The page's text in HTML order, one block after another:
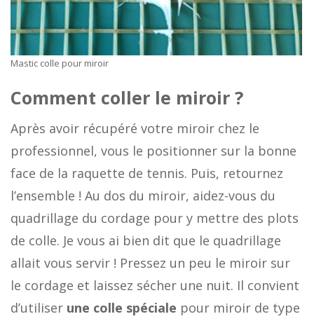
Mastic colle pour miroir
Comment coller le miroir ?
Après avoir récupéré votre miroir chez le
professionnel, vous le positionner sur la bonne
face de la raquette de tennis. Puis, retournez
l’ensemble ! Au dos du miroir, aidez-vous du
quadrillage du cordage pour y mettre des plots
de colle. Je vous ai bien dit que le quadrillage
allait vous servir ! Pressez un peu le miroir sur
le cordage et laissez sécher une nuit. Il convient
d’utiliser une colle spéciale pour miroir de type